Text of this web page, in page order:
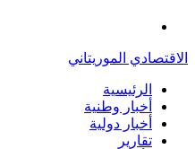
الاقتصادي الموريتاني
الرئيسية
أخبار وطنية
أخبار دولية
تقارير